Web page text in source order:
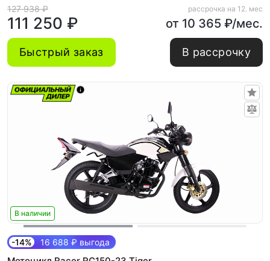
127 938 ₽
111 250 ₽
рассрочка на 12. мес
от 10 365 ₽/мес.
Быстрый заказ В рассрочку
В наличии
-14% 16 688 ₽ выгода